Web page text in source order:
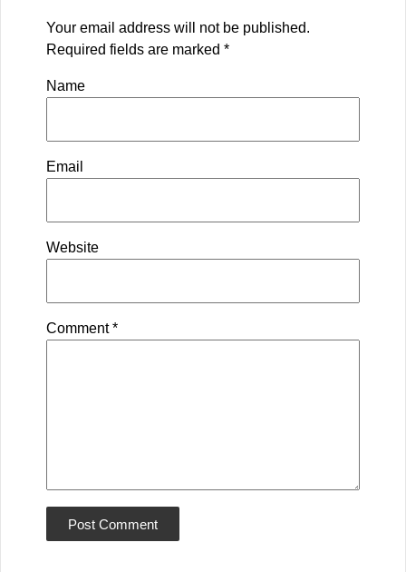
Your email address will not be published.
Required fields are marked *
Name
Email
Website
Comment*